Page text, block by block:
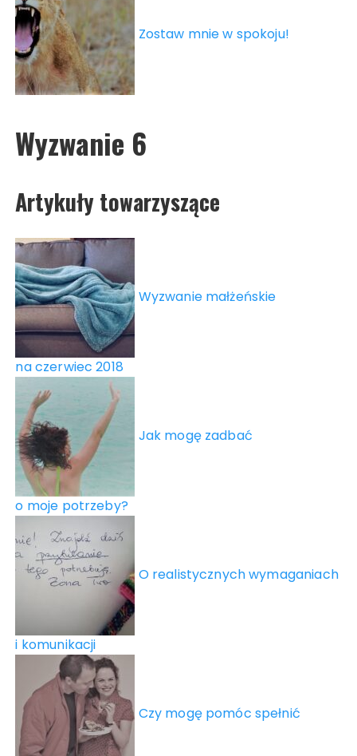
Zostaw mnie w spokoju!
Wyzwanie 6
Artykuły towarzyszące
Wyzwanie małżeńskie
na czerwiec 2018
Jak mogę zadbać
o moje potrzeby?
O realistycznych wymaganiach
i komunikacji
Czy mogę pomóc spełnić